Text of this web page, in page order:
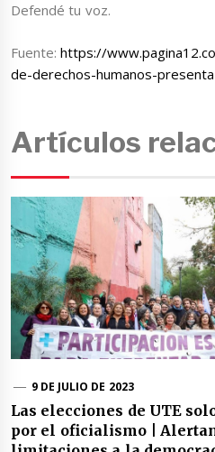
Defendé tu voz.
Fuente:https://
de-derechos-humanos-
Artículos
9 DE JULIO DE 2023
Las elecciones de UTE
por el oficialismo |